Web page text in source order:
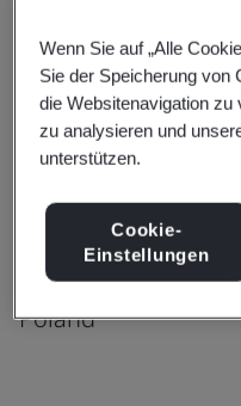
Genpact Poland:
Production office
Opolska 112,
O3 business park,
Building B ,2nd floor,
Krakow
Poland
Wenn Sie auf „Alle
Sie der Speicherung von
die Websitenavigation
zu analysieren und
unterstützen.
Cookie-
Einstellungen